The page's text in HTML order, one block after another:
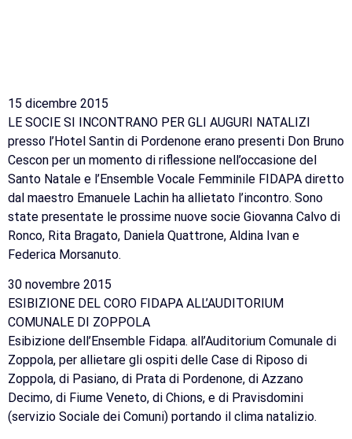
15 dicembre 2015
LE SOCIE SI INCONTRANO PER GLI AUGURI NATALIZI
presso l’Hotel Santin di Pordenone erano presenti Don Bruno
Cescon per un momento di riflessione nell’occasione del
Santo Natale e l’Ensemble Vocale Femminile FIDAPA diretto
dal maestro Emanuele Lachin ha allietato l’incontro. Sono
state presentate le prossime nuove socie Giovanna Calvo di
Ronco, Rita Bragato, Daniela Quattrone, Aldina Ivan e
Federica Morsanuto.
30 novembre 2015
ESIBIZIONE DEL CORO FIDAPA ALL’AUDITORIUM
COMUNALE DI ZOPPOLA
Esibizione dell’Ensemble Fidapa. all’Auditorium Comunale di
Zoppola, per allietare gli ospiti delle Case di Riposo di
Zoppola, di Pasiano, di Prata di Pordenone, di Azzano
Decimo, di Fiume Veneto, di Chions, e di Pravisdomini
(servizio Sociale dei Comuni) portando il clima natalizio.